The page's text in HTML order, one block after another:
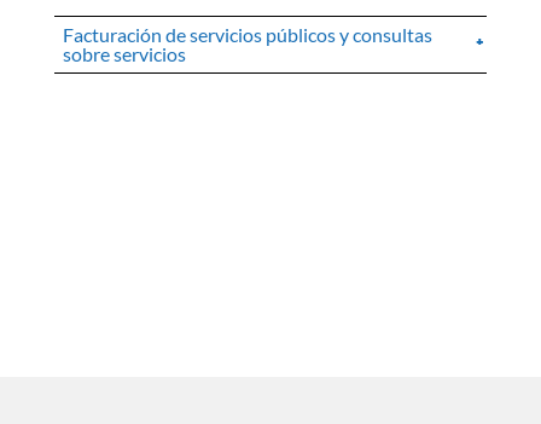
Facturación de servicios públicos y consultas
sobre servicios